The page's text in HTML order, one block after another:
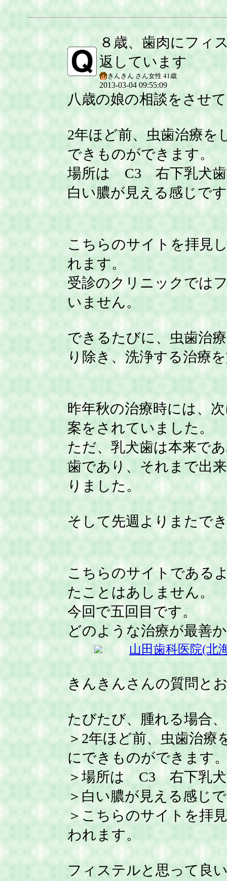
８歳、歯肉にフィ
返しています
きんきん さん女性 41歳
2013-03-04 09:55:09
八歳の娘の相談をさせ
2年ほど前、虫歯治療を
できものができます。
場所は C3 右下乳犬歯
白い膿が見える感じで
こちらのサイトを拝見
れます。
受診のクリニックでは
いません。
できるたびに、虫歯治
り除き、洗浄する治療
昨年秋の治療時には、
案をされていました。
ただ、乳犬歯は本来で
歯であり、それまで出
りました。
そして先週よりまたで
こちらのサイトである
たことはあしません。
今回で五回目です。
どのような治療が最善
山田歯科医院(北
きんきんさんの質問と
たびたび、腫れる場合、
＞2年ほど前、虫歯治療
にできものができます
＞場所は C3 右下乳犬
＞白い膿が見える感じ
＞こちらのサイトを拝
われます。
フィステルと思って良